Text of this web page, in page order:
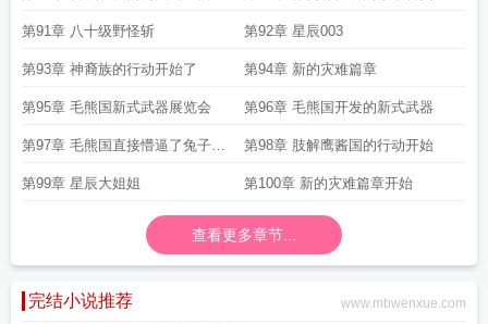
贸易要么被打到建立自由贸易 军队
第91章 八十级野怪斩 第92章 星辰003
第93章 神裔族的行动开始了 第94章 新的灾难篇章
第95章 毛熊国新式武器展览会 第96章 毛熊国开发的新式武器
第97章 毛熊国直接懵逼了兔子你
咋啥都卖啊
第98章 肢解鹰酱国的行动开始
第99章 星辰大姐姐 第100章 新的灾难篇章开始
查看更多章节...
完结小说推荐 www.mbwenxue.com